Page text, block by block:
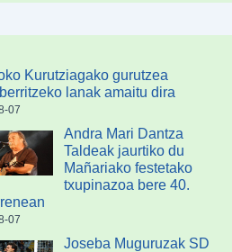
Kurutziagako gurutzea
lanak amaitu dira
07
Andra Mari Dantza
Taldeak jaurtiko du
Mañariako festetako
txupinazoa bere 40.
07
Joseba Muguruzak SD